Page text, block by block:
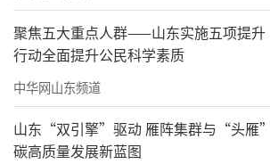
利，盛启山东高铁经济的商务
西城区首个产业聚集的总部办
镇西客站重要的咽喉位置，启
的第一眼。
175米超高层地标双子塔，
聚焦五大重点人群——山东实施五项提升
行动全面提升公民科学素质
中华网山东频道
山东“双引擎”驱动 雁阵集群与“头雁
碳高质量发展新蓝图